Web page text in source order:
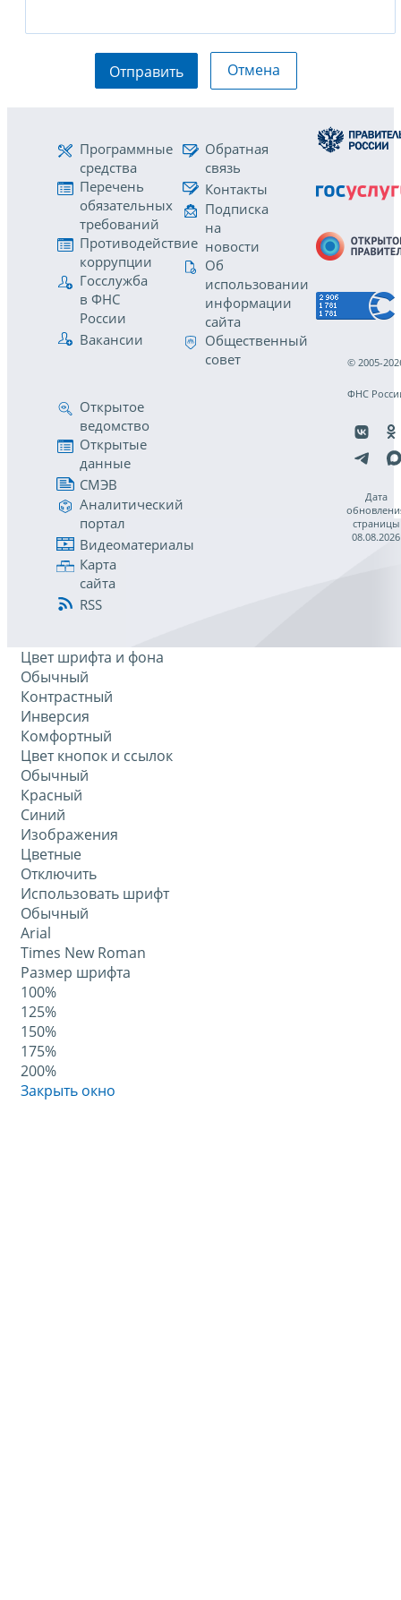
Отправить Отмена
Программные
средства
Перечень
обязательных
требований
Противодействие
коррупции
Госслужба
в ФНС
России
Вакансии
Обратная
связь
Контакты
Подписка
на
новости
Об
использовании
информации
сайта
Общественный
совет
Открытое
ведомство
Открытые
данные
СМЭВ
Аналитический
портал
Видеоматериалы
Карта
сайта
RSS
© 2005-
ФНС
Дата
страницы
08.08.2026
Цвет шрифта и фона
Обычный
Контрастный
Инверсия
Комфортный
Цвет кнопок и ссылок
Обычный
Красный
Синий
Изображения
Цветные
Отключить
Использовать шрифт
Обычный
Arial
Times New Roman
Размер шрифта
100%
125%
150%
175%
200%
Закрыть окно